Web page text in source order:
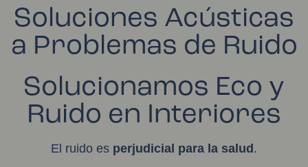
Soluciones Acústicas
a Problemas de Ruido
Solucionamos Eco y
Ruido en Interiores
El ruido es perjudicial para la salud.